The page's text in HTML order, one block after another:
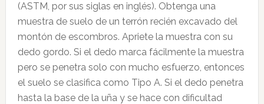
(ASTM, por sus siglas en inglés). Obtenga una
muestra de suelo de un terrón recién excavado del
montón de escombros. Apriete la muestra con su
dedo gordo. Si el dedo marca fácilmente la muestra
pero se penetra solo con mucho esfuerzo, entonces
el suelo se clasifica como Tipo A. Si el dedo penetra
hasta la base de la uña y se hace con dificultad